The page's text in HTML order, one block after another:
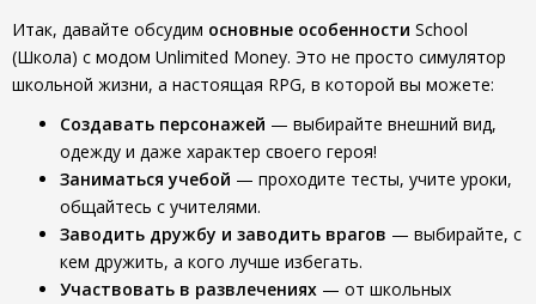
Итак, давайте обсудим основные особенности School
(Школа) с модом Unlimited Money. Это не просто симулятор
школьной жизни, а настоящая RPG, в которой вы можете:
Создавать персонажей — выбирайте внешний вид,
одежду и даже характер своего героя!
Заниматься учебой — проходите тесты, учите уроки,
общайтесь с учителями.
Заводить дружбу и заводить врагов — выбирайте, с
кем дружить, а кого лучше избегать.
Участвовать в развлечениях — от школьных